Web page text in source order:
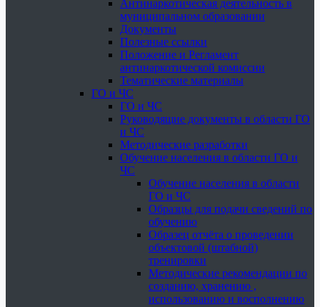
Антинаркотическая деятельность в
муниципальном образовании
Документы
Полезные ссылки
Положение и Регламент
антинаркотической комиссии
Тематические материалы
ГО и ЧС
ГО и ЧС
Руководящие документы в области ГО
и ЧС
Методические разработки
Обучение населения в области ГО и
ЧС
Обучение населения в области
ГО и ЧС
Образцы для подачи сведений по
обучению
Образец отчёта о проведении
объектовой (штабной)
тренировки
Методические рекомендации по
созданию, хранению ,
использованию и восполнению